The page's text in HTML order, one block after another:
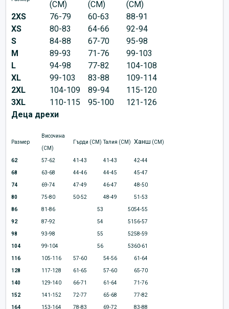
(CM) (CM)
(CM)
2XS
76-79 60-63
88-91
XS
80-83 64-66
92-94
S
84-88 67-70
95-98
M
89-93 71-76
99-103
L
94-98 77-82
104-108
XL
99-103 83-88
109-114
2XL
104-109 89-94
115-120
3XL
110-115 95-100
121-126
Деца дрехи
Размер
Височина
(CM)
Гърди (CM) Талия (CM) Ханш (CM)
62 57-62 41-43 41-43 42-44
68 63-68 44-46 44-45 45-47
74 69-74 47-49 46-47 48-50
80 75-80 50-52 48-49 51-53
86 81-86 53 5054-55
92 87-92 54 5156-57
98 93-98 55 5258-59
104 99-104 56 5360-61
116 105-116 57-60 54-56 61-64
128 117-128 61-65 57-60 65-70
140 129-140 66-71 61-64 71-76
152 141-152 72-77 65-68 77-82
164 153-164 78-83 69-72 83-88